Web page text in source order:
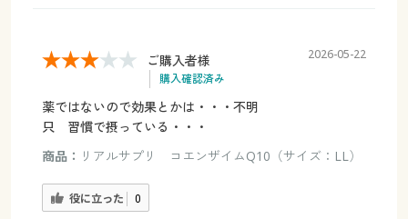
ご購入者様
購入確認済み
2026-05-22
薬ではないので効果とかは・・・不明
只 習慣で摂っている・・・
商品： リアルサプリ コエンザイムQ10（サイズ：LL）
役に立った 0